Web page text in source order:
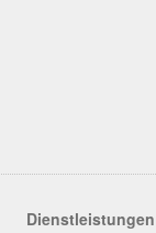
Dienstleistungen